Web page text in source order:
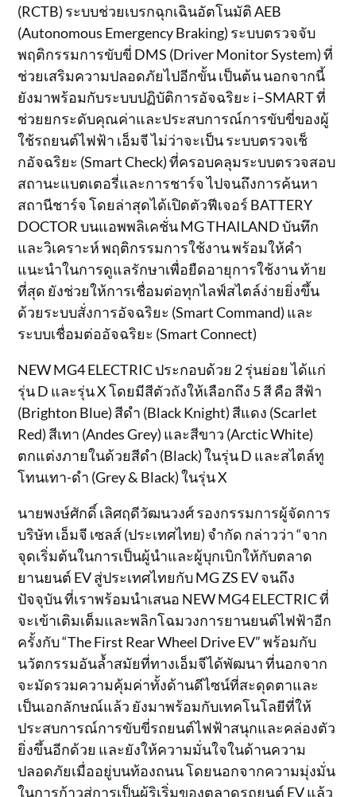
(RCTB) ระบบช่วยเบรกฉุกเฉินอัตโนมัติ AEB
(Autonomous Emergency Braking) ระบบตรวจจับ
พฤติกรรมการขับขี่ DMS (Driver Monitor System) ที่
ช่วยเสริมความปลอดภัยไปอีกขั้น เป็นต้น นอกจากนี้
ยังมาพร้อมกับระบบปฏิบัติการอัจฉริยะ i–SMART ที่
ช่วยยกระดับคุณค่าและประสบการณ์การขับขี่ของผู้
ใช้รถยนต์ไฟฟ้า เอ็มจี ไม่ว่าจะเป็น ระบบตรวจเช็
กอัจฉริยะ (Smart Check) ที่ครอบคลุมระบบตรวจสอบ
สถานะแบตเตอรี่และการชาร์จ ไปจนถึงการค้นหา
สถานีชาร์จ โดยล่าสุดได้เปิดตัวฟีเจอร์ BATTERY
DOCTOR บนแอพพลิเคชั่น MG THAILAND บันทึก
และวิเคราะห์ พฤติกรรมการใช้งาน พร้อมให้คำ
แนะนำในการดูแลรักษาเพื่อยืดอายุการใช้งาน ท้าย
ที่สุด ยังช่วยให้การเชื่อมต่อทุกไลฟ์สไตล์ง่ายยิ่งขึ้น
ด้วยระบบสั่งการอัจฉริยะ (Smart Command) และ
ระบบเชื่อมต่ออัจฉริยะ (Smart Connect)
NEW MG4 ELECTRIC ประกอบด้วย 2 รุ่นย่อย ได้แก่
รุ่น D และรุ่น X โดยมีสีตัวถังให้เลือกถึง 5 สี คือ สีฟ้า
(Brighton Blue) สีดำ (Black Knight) สีแดง (Scarlet
Red) สีเทา (Andes Grey) และสีขาว (Arctic White)
ตกแต่งภายในด้วยสีดำ (Black) ในรุ่น D และสไตล์ทู
โทนเทา-ดำ (Grey & Black) ในรุ่น X
นายพงษ์ศักดิ์ เลิศฤดีวัฒนวงศ์ รองกรรมการผู้จัดการ
บริษัท เอ็มจี เซลส์ (ประเทศไทย) จำกัด กล่าวว่า “จาก
จุดเริ่มต้นในการเป็นผู้นำและผู้บุกเบิกให้กับตลาด
ยานยนต์ EV สู่ประเทศไทยกับ MG ZS EV จนถึง
ปัจจุบัน ที่เราพร้อมนำเสนอ NEW MG4 ELECTRIC ที่
จะเข้าเติมเต็มและพลิกโฉมวงการยานยนต์ไฟฟ้าอีก
ครั้งกับ “The First Rear Wheel Drive EV” พร้อมกับ
นวัตกรรมอันล้ำสมัยที่ทางเอ็มจีได้พัฒนา ที่นอกจาก
จะมัดรวมความคุ้มค่าทั้งด้านดีไซน์ที่สะดุดตาและ
เป็นเอกลักษณ์แล้ว ยังมาพร้อมกับเทคโนโลยีที่ให้
ประสบการณ์การขับขี่รถยนต์ไฟฟ้าสนุกและคล่องตัว
ยิ่งขึ้นอีกด้วย และยังให้ความมั่นใจในด้านความ
ปลอดภัยเมื่ออยู่บนท้องถนน โดยนอกจากความมุ่งมั่น
ในการก้าวสู่การเป็นผู้ริเริ่มของตลาดรถยนต์ EV แล้ว